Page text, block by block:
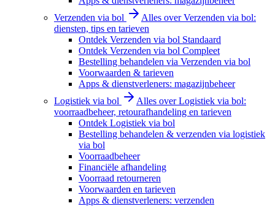
Verzenden via bol
Alles over Verzenden via bol:
diensten, tips en tarieven
Ontdek Verzenden via bol Standaard
Ontdek Verzenden via bol Compleet
Bestelling behandelen via Verzenden via bol
Voorwaarden & tarieven
Apps & dienstverleners: magazijnbeheer
Logistiek via bol
Alles over Logistiek via bol:
voorraadbeheer, retourafhandeling en tarieven
Ontdek Logistiek via bol
Bestelling behandelen & verzenden via logistiek
via bol
Voorraadbeheer
Financiële afhandeling
Voorraad retourneren
Voorwaarden en tarieven
Apps & dienstverleners: verzenden